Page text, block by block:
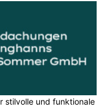
stilvolle und funktionale